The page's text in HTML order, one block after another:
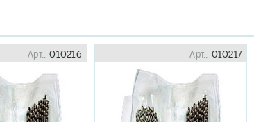
Арт.:010216 Арт.: 010217